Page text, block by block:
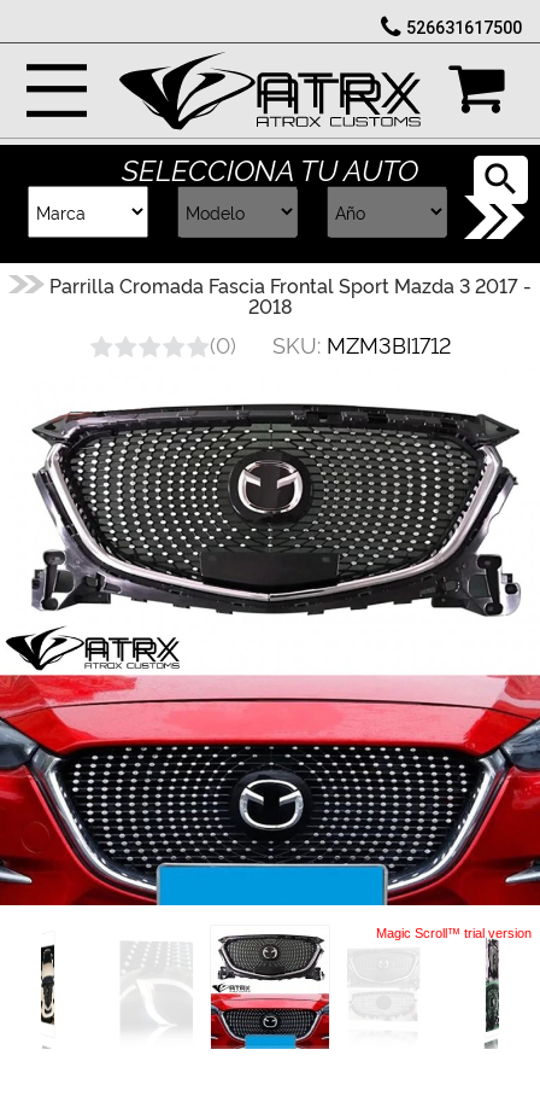
Marcas
Reputación
Cotizador
Contacto
526631617500
SELECCIONA TU AUTO
Parrilla Cromada Fascia Frontal Sport Mazda 3 2017 -
2018
(0) SKU: MZM3BI1712
Magic Scroll™ trial version